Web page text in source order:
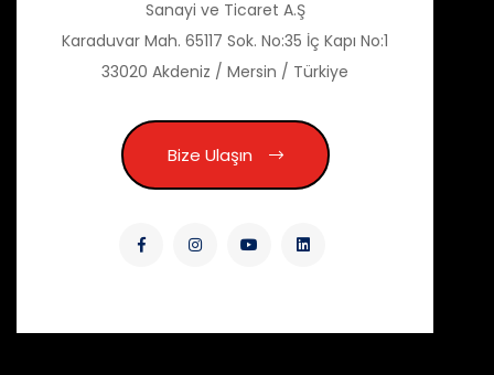
Sanayi ve Ticaret A.Ş
Karaduvar Mah. 65117 Sok. No:35 İç Kapı No:1
33020 Akdeniz / Mersin / Türkiye
Bize Ulaşın